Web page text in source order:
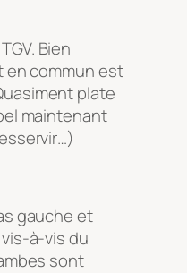
Bien
en commun est
plate
maintenant
gauche et
à-vis du
sont